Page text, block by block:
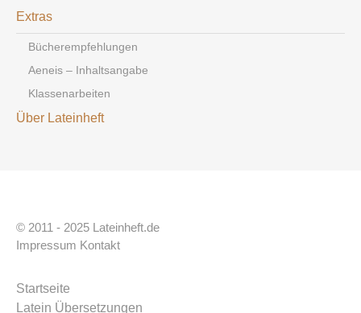
Extras
Bücherempfehlungen
Aeneis – Inhaltsangabe
Klassenarbeiten
Über Lateinheft
© 2011 - 2025 Lateinheft.de
Impressum Kontakt
Startseite
Latein Übersetzungen